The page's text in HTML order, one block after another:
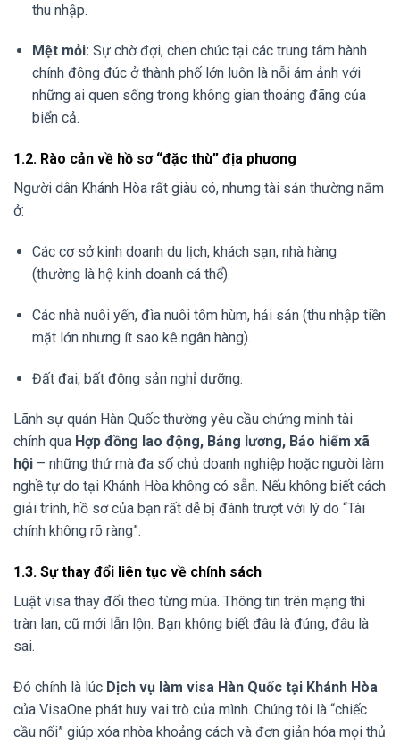
thu nhập.
Mệt mỏi: Sự chờ đợi, chen chúc tại các trung tâm hành
chính đông đúc ở thành phố lớn luôn là nỗi ám ảnh với
những ai quen sống trong không gian thoáng đãng của
biển cả.
1.2. Rào cản về hồ sơ “đặc thù” địa phương
Người dân Khánh Hòa rất giàu có, nhưng tài sản thường nằm
ở:
Các cơ sở kinh doanh du lịch, khách sạn, nhà hàng
(thường là hộ kinh doanh cá thể).
Các nhà nuôi yến, đìa nuôi tôm hùm, hải sản (thu nhập tiền
mặt lớn nhưng ít sao kê ngân hàng).
Đất đai, bất động sản nghỉ dưỡng.
Lãnh sự quán Hàn Quốc thường yêu cầu chứng minh tài
chính qua Hợp đồng lao động, Bảng lương, Bảo hiểm xã
hội – những thứ mà đa số chủ doanh nghiệp hoặc người làm
nghề tự do tại Khánh Hòa không có sẵn. Nếu không biết cách
giải trình, hồ sơ của bạn rất dễ bị đánh trượt với lý do “Tài
chính không rõ ràng”.
1.3. Sự thay đổi liên tục về chính sách
Luật visa thay đổi theo từng mùa. Thông tin trên mạng thì
tràn lan, cũ mới lẫn lộn. Bạn không biết đâu là đúng, đâu là
sai.
Đó chính là lúc Dịch vụ làm visa Hàn Quốc tại Khánh Hòa
của VisaOne phát huy vai trò của mình. Chúng tôi là “chiếc
cầu nối” giúp xóa nhòa khoảng cách và đơn giản hóa mọi thủ